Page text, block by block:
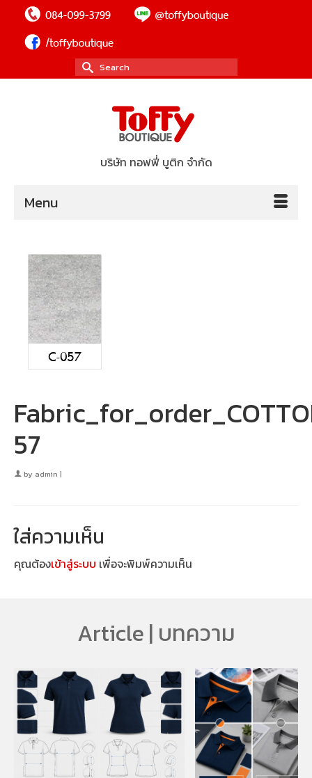
Search
for:
บริษัท ทอฟฟี่ บูติก จำกัด
Menu
57
by admin |
ใส่ความเห็น
คุณต้องเข้าสู่ระบบ เพื่อจะพิมพ์ความเห็น
Article | บทความ